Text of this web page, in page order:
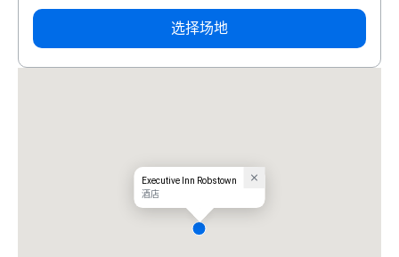
选择场地
Executive Inn Robstown
酒店